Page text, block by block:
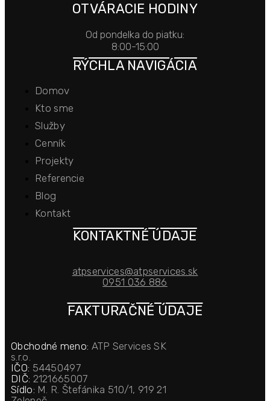
OTVÁRACIE HODINY
Od pondelka do piatku:
8:00-15:00
RÝCHLA NAVIGÁCIA
Domov
Kto sme
Služby
Cenník
Projekty
Referencie
Blog
Kontakt
KONTAKTNÉ ÚDAJE
atpservices@atpservices.sk
0951 036 886
FAKTURAČNÉ ÚDAJE
Obchodné meno: ATP Services SK
s.r.o.
IČO: 54450497
DIČ: 2121665007
Sídlo: M. R. Štefánika 510/1, 919 21